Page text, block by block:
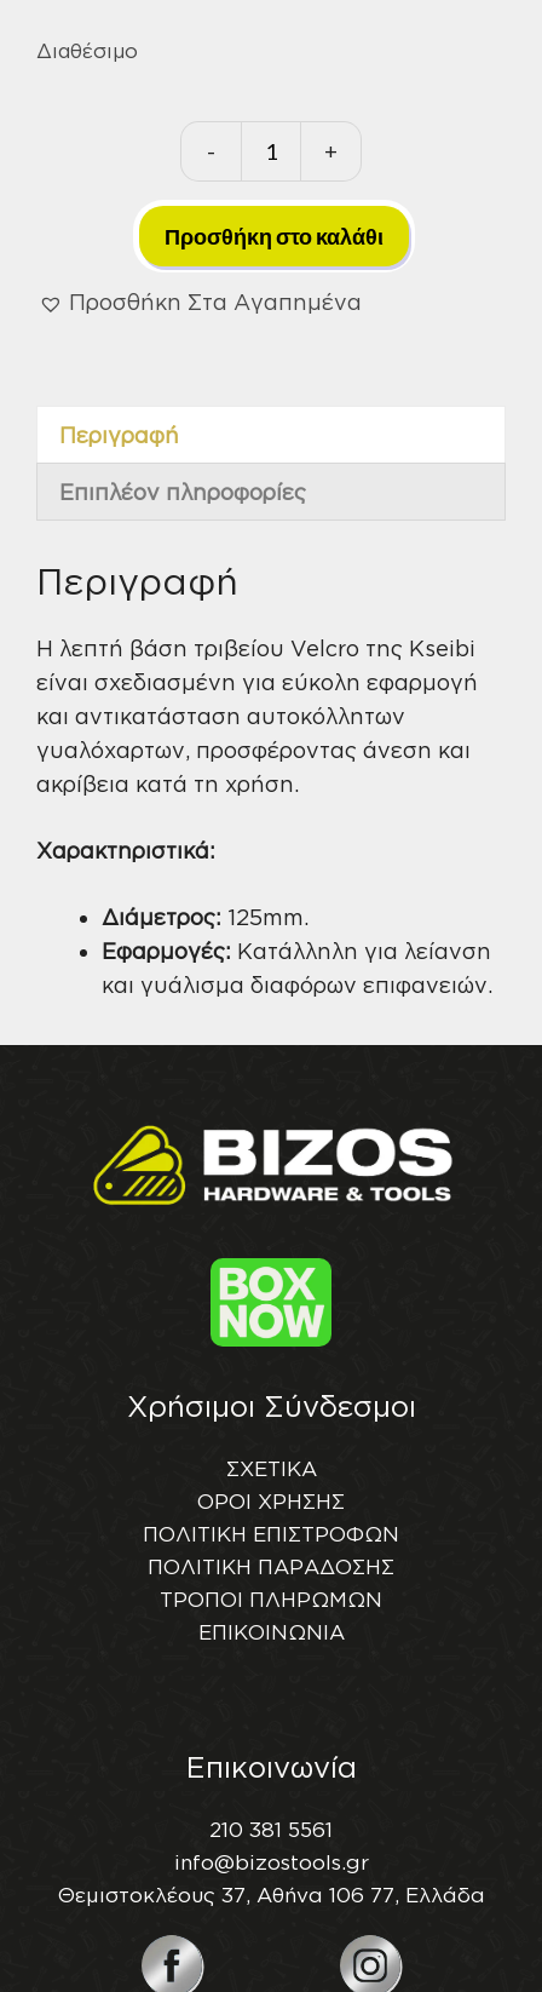
Διαθέσιμο
-
Βάση
Τριβείου
Velcro
Λεπτή
Φ125
+
Προσθήκη στο καλάθι
Προσθήκη Στα Αγαπημένα
Περιγραφή
Επιπλέον πληροφορίες
Περιγραφή
Η λεπτή βάση τριβείου Velcro της Kseibi
είναι σχεδιασμένη για εύκολη εφαρμογή
και αντικατάσταση αυτοκόλλητων
γυαλόχαρτων, προσφέροντας άνεση και
ακρίβεια κατά τη χρήση.
Χαρακτηριστικά:
Διάμετρος: 125mm.
Εφαρμογές: Κατάλληλη για λείανση
και γυάλισμα διαφόρων επιφανειών.
Χρήσιμοι Σύνδεσμοι
ΣΧΕΤΙΚΑ
ΟΡΟΙ ΧΡΗΣΗΣ
ΠΟΛΙΤΙΚΗ ΕΠΙΣΤΡΟΦΩΝ
ΠΟΛΙΤΙΚΗ ΠΑΡΑΔΟΣΗΣ
ΤΡΟΠΟΙ ΠΛΗΡΩΜΩΝ
ΕΠΙΚΟΙΝΩΝΙΑ
Επικοινωνία
210 381 5561
info@bizostools.gr
Θεμιστοκλέους 37, Αθήνα 106 77, Ελλάδα